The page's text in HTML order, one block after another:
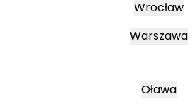
Wrocław
Warszawa
Oława